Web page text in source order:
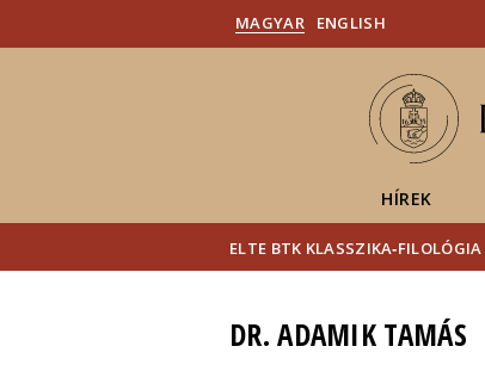
MAGYAR ENGLISH
HÍREK
ELTE BTK KLASSZIKA‑FILOLÓGIA
DR. ADAMIK TAMÁS